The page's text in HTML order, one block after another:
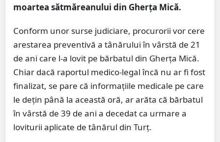
moartea sătmăreanului din Gherța Mică.
Conform unor surse judiciare, procurorii vor cere
arestarea preventivă a tânărului în vârstă de 21
de ani care l-a lovit pe bărbatul din Gherța Mică.
Chiar dacă raportul medico-legal încă nu ar fi fost
finalizat, se pare că informațiile medicale pe care
le dețin până la această oră, ar arăta că bărbatul
în vârstă de 39 de ani a decedat ca urmare a
loviturii aplicate de tânărul din Turț.